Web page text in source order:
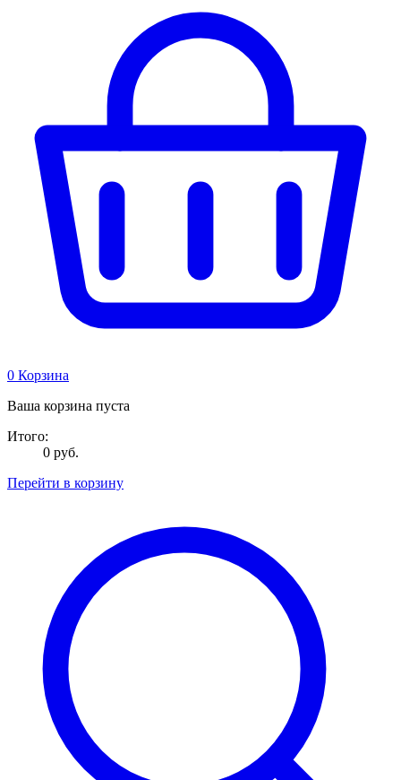
0 Корзина
Ваша корзина пуста
Итого:
0 руб.
Перейти в корзину